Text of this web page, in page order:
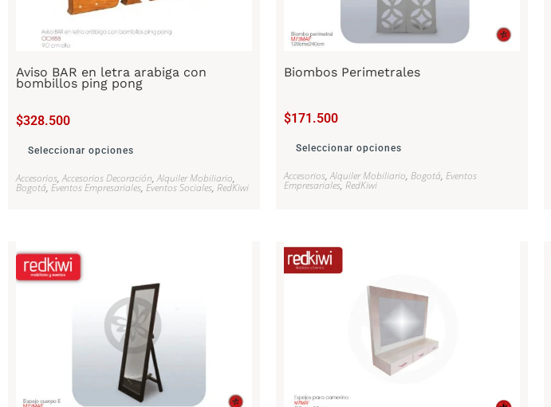
Aviso BAR en letra arabiga con
bombillos ping pong
$328.500
Seleccionar opciones
Accesorios,Accesorios Decoración,Alquiler Mobiliario,
Bogotá, Eventos Empresariales, Eventos Sociales, RedKiwi
Biombos Perimetrales
$171.500
Seleccionar opciones
Accesorios,Alquiler Mobiliario, Bogotá, Eventos
Empresariales, RedKiwi